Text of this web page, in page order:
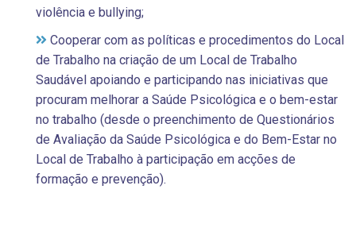
violência e bullying;
Cooperar com as políticas e procedimentos do Local
de Trabalho na criação de um Local de Trabalho
Saudável apoiando e participando nas iniciativas que
procuram melhorar a Saúde Psicológica e o bem-estar
no trabalho (desde o preenchimento de Questionários
de Avaliação da Saúde Psicológica e do Bem-Estar no
Local de Trabalho à participação em acções de
formação e prevenção).